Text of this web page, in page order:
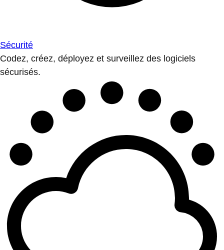
Sécurité
Codez, créez, déployez et surveillez des logiciels
sécurisés.